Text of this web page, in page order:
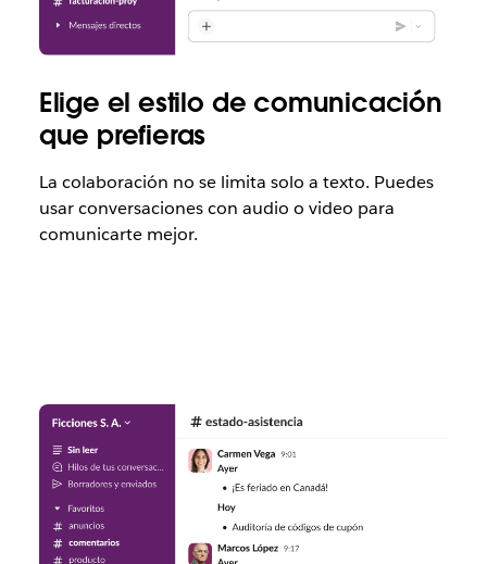
Elige el estilo de comunicación
que prefieras
La colaboración no se limita solo a texto. Puedes
usar conversaciones con audio o video para
comunicarte mejor.